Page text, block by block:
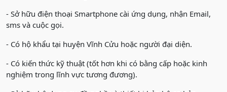
- Sở hữu điện thoại Smartphone cài ứng dụng, nhận Email,
sms và cuộc gọi.
- Có hộ khẩu tại huyện Vĩnh Cửu hoặc người đại diện.
- Có kiến thức kỹ thuật (tốt hơn khi có bằng cấp hoặc kinh
nghiệm trong lĩnh vực tương đương).